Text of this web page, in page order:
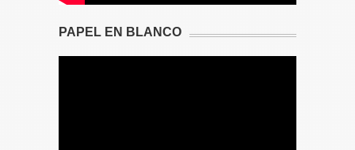
PAPEL EN BLANCO